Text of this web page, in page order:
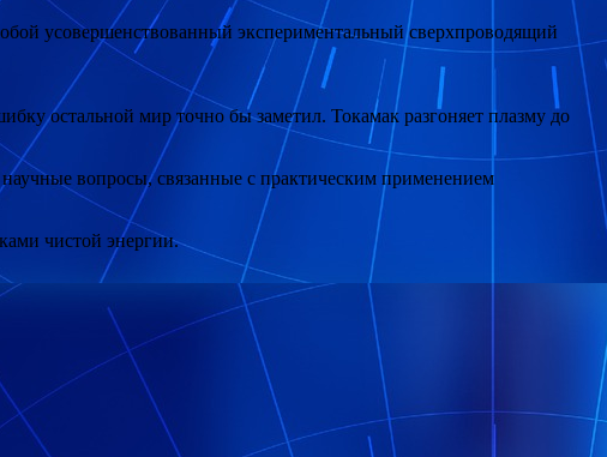
усовершенствованный экспериментальный сверхпроводящий
остальной мир точно бы заметил. Токамак разгоняет плазму до
вопросы, связанные с практическим применением
чистой энергии.